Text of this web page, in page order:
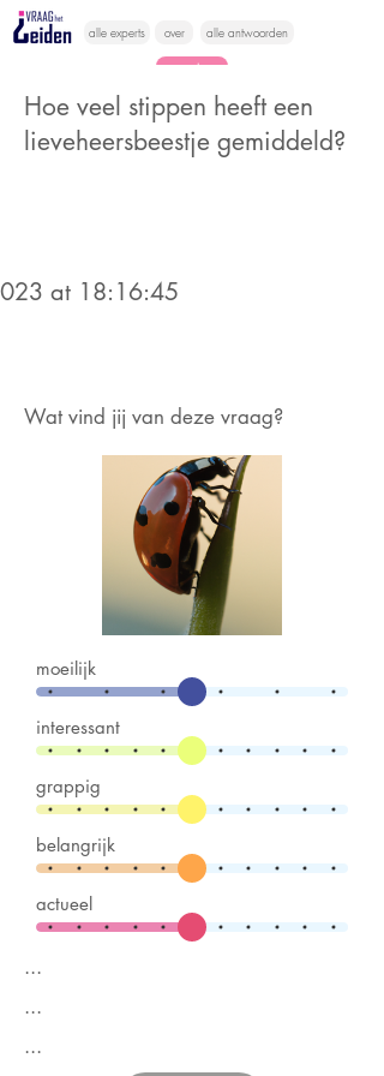
alle experts over alle antwoorden
vragen lessen
Vraag het
hier
Hoe veel stippen heeft een
lieveheersbeestje gemiddeld?
at 18:16:45
Wat vind jij van deze vraag?
moeilijk
interessant
grappig
belangrijk
actueel
...
...
...